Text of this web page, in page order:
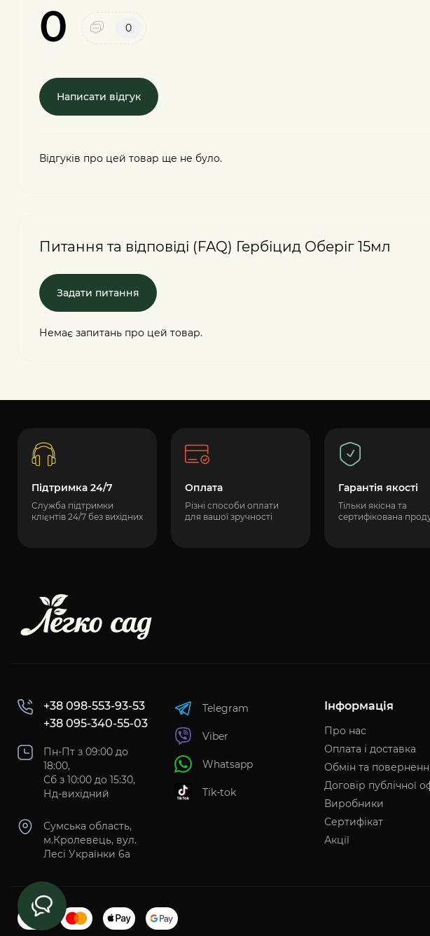
0 0
Написати відгук
Відгуків про цей товар ще не було.
Питання та відповіді (FAQ) Гербіцид Оберіг 15мл
Задати питання
Немає запитань про цей товар.
Підтримка 24/7
Служба підтримки
клієнтів 24/7 без вихідних
Оплата
Різні способи оплати
для вашої зручності
Гарантія якості
Тільки якісна та
сертифікована
+38 098-553-93-53
+38 095-340-55-03
Пн-Пт з 09:00 до
18:00,
Сб з 10:00 до 15:30,
Нд-вихідний
Сумська область,
м.Кролевець, вул.
Лесі Українки 6а
Telegram
Viber
Whatsapp
Tik-tok
Інформація
Про нас
Оплата і доставка
Обмін та
Договір публічної
Виробники
Сертифікат
Акції